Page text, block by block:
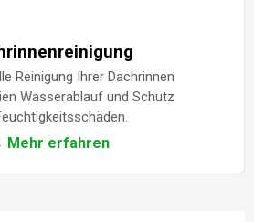
Reinigung Ihrer Dachrinnen
Wasserablauf und Schutz
Mehr erfahren